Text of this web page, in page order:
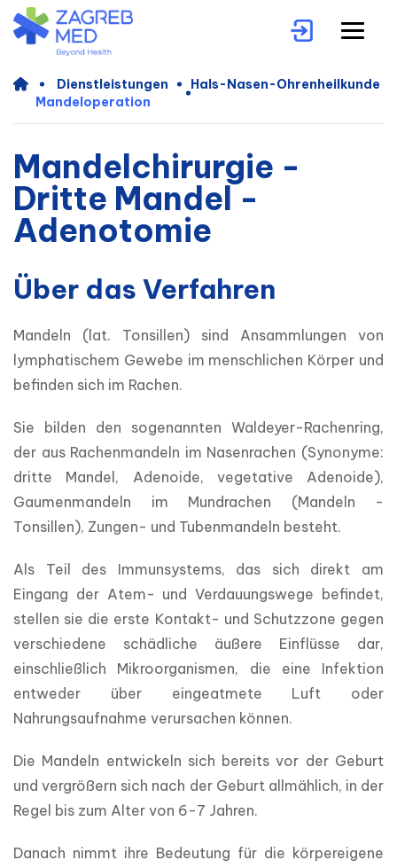
Dienstleistungen
Hals-Nasen-Ohrenheilkunde
Mandeloperation
Mandelchirurgie -
Dritte Mandel -
Adenotomie
Über das Verfahren
Mandeln (lat. Tonsillen) sind Ansammlungen von
lymphatischem Gewebe im menschlichen Körper und
befinden sich im Rachen.
Sie bilden den sogenannten Waldeyer-Rachenring,
der aus Rachenmandeln im Nasenrachen (Synonyme:
dritte Mandel, Adenoide, vegetative Adenoide),
Gaumenmandeln im Mundrachen (Mandeln -
Tonsillen), Zungen- und Tubenmandeln besteht.
Als Teil des Immunsystems, das sich direkt am
Eingang der Atem- und Verdauungswege befindet,
stellen sie die erste Kontakt- und Schutzzone gegen
verschiedene schädliche äußere Einflüsse dar,
einschließlich Mikroorganismen, die eine Infektion
entweder über eingeatmete Luft oder
Nahrungsaufnahme verursachen können.
Die Mandeln entwickeln sich bereits vor der Geburt
und vergrößern sich nach der Geburt allmählich, in der
Regel bis zum Alter von 6-7 Jahren.
Danach nimmt ihre Bedeutung für die körpereigene